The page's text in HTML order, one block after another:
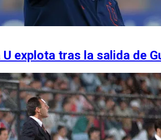
U explota tras la salida de